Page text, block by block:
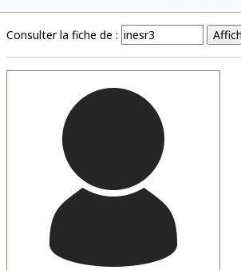
Consulter la fiche de :